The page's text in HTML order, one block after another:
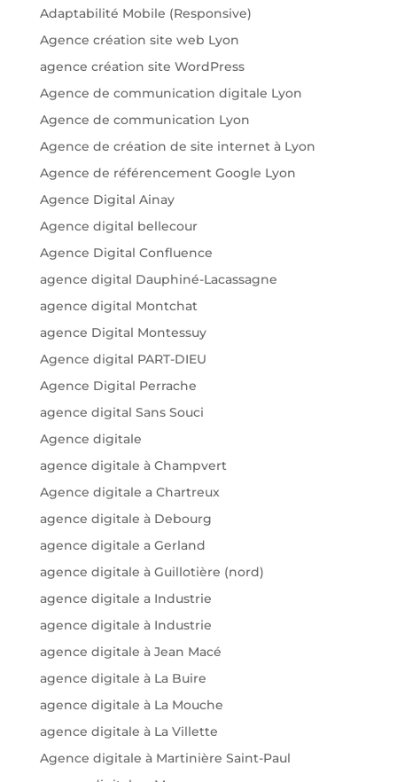
Adaptabilité Mobile (Responsive)
Agence création site web Lyon
agence création site WordPress
Agence de communication digitale Lyon
Agence de communication Lyon
Agence de création de site internet à Lyon
Agence de référencement Google Lyon
Agence Digital Ainay
Agence digital bellecour
Agence Digital Confluence
agence digital Dauphiné-Lacassagne
agence digital Montchat
agence Digital Montessuy
Agence digital PART-DIEU
Agence Digital Perrache
agence digital Sans Souci
Agence digitale
agence digitale à Champvert
Agence digitale a Chartreux
agence digitale à Debourg
agence digitale a Gerland
agence digitale à Guillotière (nord)
agence digitale a Industrie
agence digitale à Industrie
agence digitale à Jean Macé
agence digitale à La Buire
agence digitale à La Mouche
agence digitale à La Villette
Agence digitale à Martinière Saint-Paul